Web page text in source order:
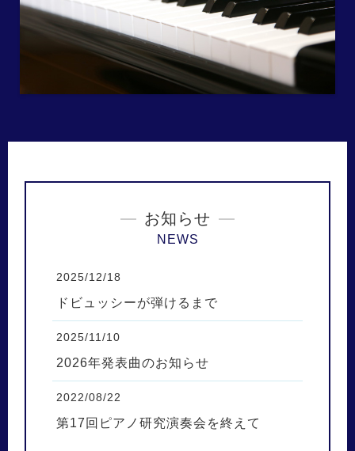
お知らせ
NEWS
2025/12/18
ドビュッシーが弾けるまで
2025/11/10
2026年発表曲のお知らせ
2022/08/22
第17回ピアノ研究演奏会を終えて